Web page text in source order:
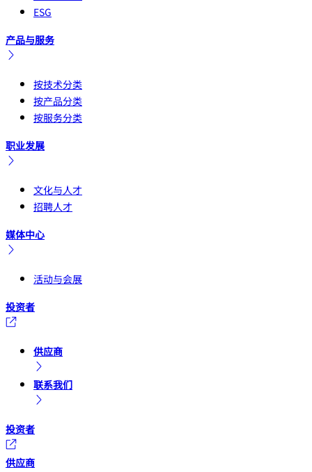
ESG
产品与服务
按技术分类
按产品分类
按服务分类
职业发展
文化与人才
招聘人才
媒体中心
活动与会展
投资者
供应商
联系我们
投资者
供应商